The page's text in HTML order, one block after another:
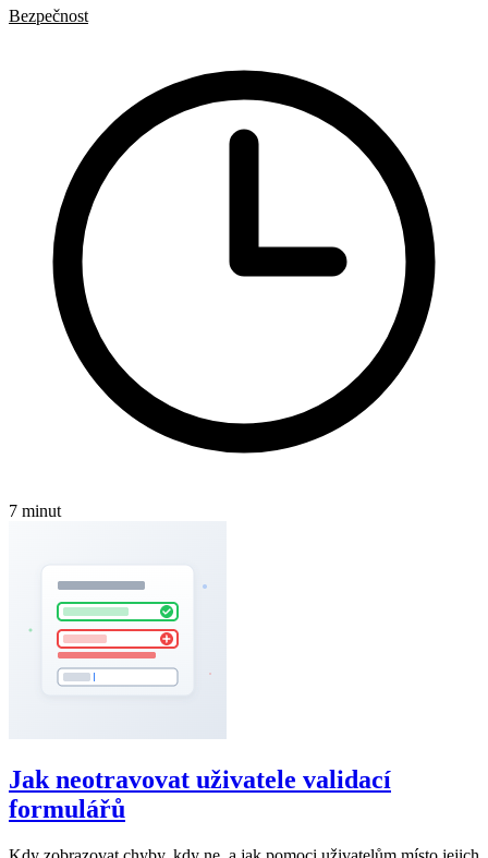
Bezpečnost
7 minut
Jak neotravovat uživatele validací
formulářů